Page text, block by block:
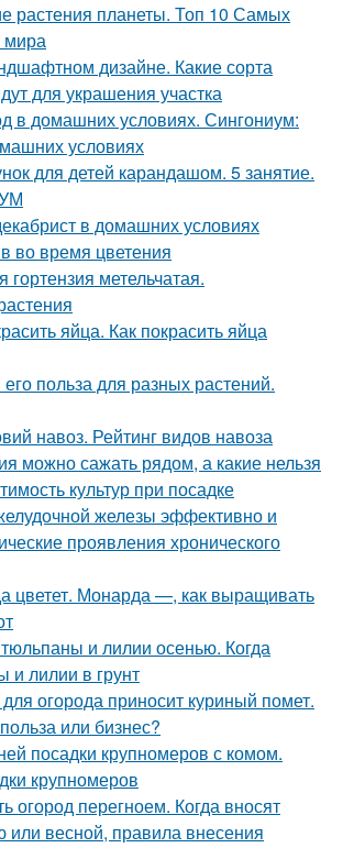
растения планеты. Топ 10 Самых
мира
дизайне. Какие сорта
для украшения участка
в домашних условиях. Сингониум:
условиях
для детей карандашом. 5 занятие.
в домашних условиях
во время цветения
метельчатая.
яйца. Как покрасить яйца
польза для разных растений.
навоз. Рейтинг видов навоза
можно сажать рядом, а какие нельзя
культур при посадке
железы эффективно и
проявления хронического
цветет. Монарда —, как выращивать
и лилии осенью. Когда
и лилии в грунт
огорода приносит куриный помет.
или бизнес?
посадки крупномеров с комом.
крупномеров
огород перегноем. Когда вносят
или весной, правила внесения